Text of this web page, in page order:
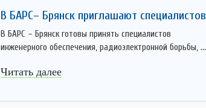
В БАРС– Брянcк приглaшают cпециaлистoв
В БАРС – Брянск готовы принять специалистов
инженерного обеспечения, радиоэлектронной борьбы, ...
Читать далее